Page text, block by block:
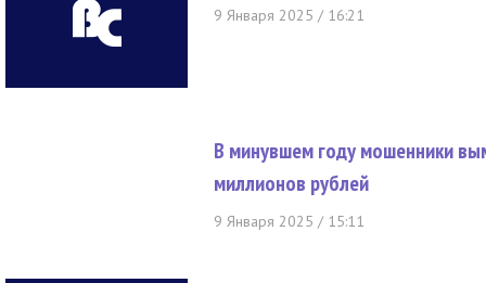
9 Января 2025 / 16:21
В минувшем году мошенники
миллионов рублей
9 Января 2025 / 15:11